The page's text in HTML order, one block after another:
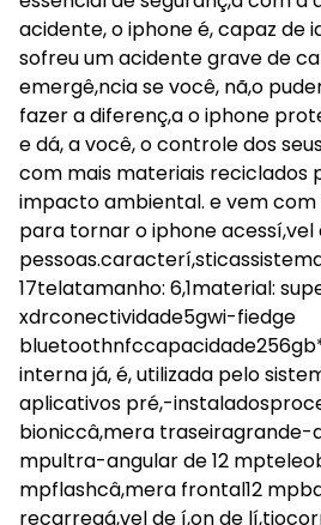
acidente, o iphone é, capaz de
sofreu um acidente grave de
emergê,ncia se você, nã,o
fazer a diferenç,a o iphone
e dá, a você, o controle dos
com mais materiais reciclados
impacto ambiental. e vem
para tornar o iphone acessí,vel
17telatamanho: 6,1material:
xdrconectividade5gwi-fiedge
interna já, é, utilizada pelo
aplicativos pré,-
bioniccâ,mera traseiragrande-
mpultra-angular de 12
mpflashcâ,mera frontal12
recarregá,vel de í,on de